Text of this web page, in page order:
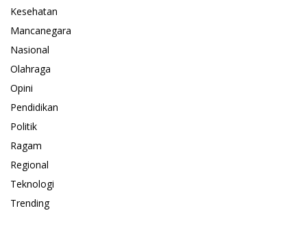
Kesehatan
Mancanegara
Nasional
Olahraga
Opini
Pendidikan
Politik
Ragam
Regional
Teknologi
Trending